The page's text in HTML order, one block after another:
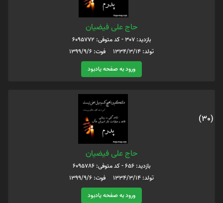
حاج علی فیضیان
بازدید: 307 - کد متوفی: 6095772
تولد: ۱۳۳۴/۳/۱۴ فوت: ۱۳۹۹/۹/۶
ورود به صفحه یادبود
(30)
حاج علی فیضیان
بازدید: 656 - کد متوفی: 6095786
تولد: ۱۳۳۴/۳/۱۴ فوت: ۱۳۹۹/۹/۶
ورود به صفحه یادبود